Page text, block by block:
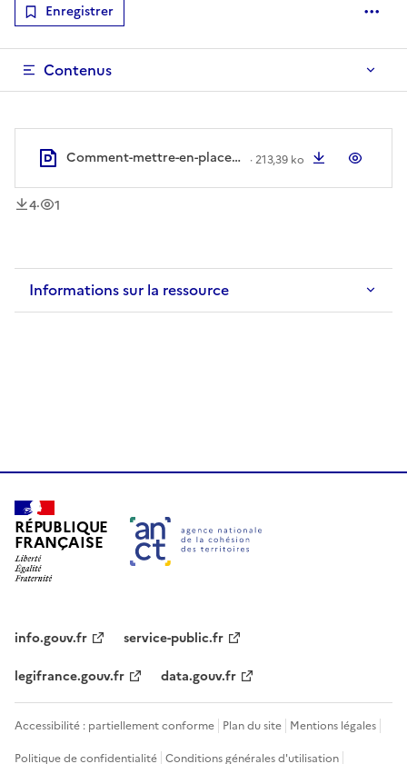
Enregistrer
Contenus
Comment-mettre-en-place-une-veille-efficace-sur-le-web.pdf ·213,39 ko Télécharger
4
téléchargement
· 1
vue
Informations sur la ressource
RÉPUBLIQUE
FRANÇAISE
info.gouv.fr
service-public.fr
legifrance.gouv.fr
data.gouv.fr
Accessibilité : partiellement conforme Plan du site Mentions légales
Politique de confidentialité Conditions générales d'utilisation